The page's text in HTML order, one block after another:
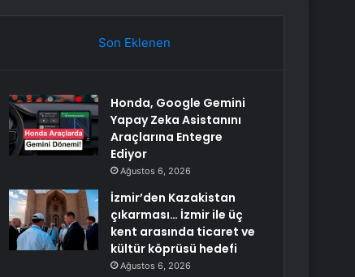
Son Eklenen
Honda, Google Gemini
Yapay Zeka Asistanını
Araçlarına Entegre
Ediyor
Ağustos 6, 2026
İzmir’den Kazakistan
çıkarması… İzmir ile üç
kent arasında ticaret ve
kültür köprüsü hedefi
Ağustos 6, 2026